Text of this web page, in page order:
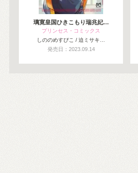
璃寛皇国ひきこもり瑞兆妃…
プリンセス・コミックス
しののめすぴこ / 迫ミサキ…
発売日：2023.09.14